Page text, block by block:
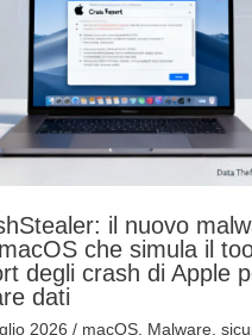
il nuovo
che simula il
degli crash di Apple
dati
2026 / macOS, Malware,